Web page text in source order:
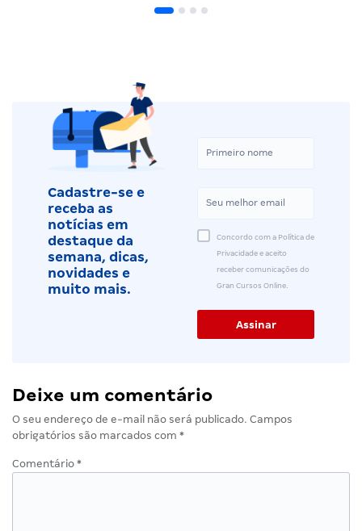
Cadastre-se e
receba as
notícias em
destaque da
semana, dicas,
novidades e
muito mais.
Concordo com a Política de
Privacidade e aceito
receber comunicações do
Gran Cursos Online.
Deixe um comentário
O seu endereço de e-mail não será publicado. Campos
obrigatórios são marcados com *
Comentário *